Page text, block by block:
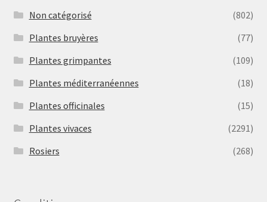
Non catégorisé
(802)
Plantes bruyères
(77)
Plantes grimpantes
(109)
Plantes méditerranéennes
(18)
Plantes officinales
(15)
Plantes vivaces
(2291)
Rosiers
(268)